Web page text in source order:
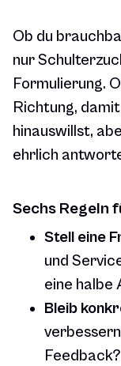
Ob du
nur
Formulierung.
Richtung,
hinauswillst,
ehrlich
Sechs Regeln
Stell eine
und
eine halbe
Bleib
Feedback?